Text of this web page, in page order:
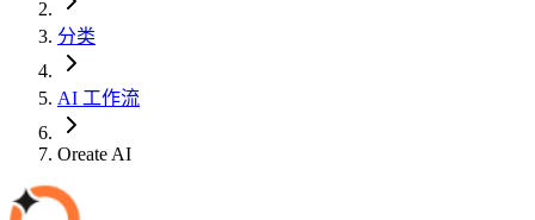
分类
AI 工作流
Oreate AI